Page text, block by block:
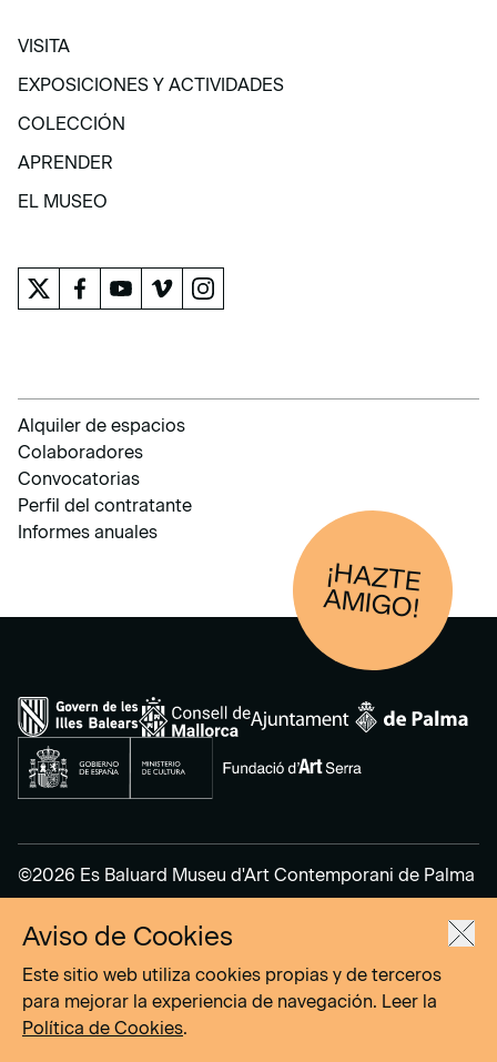
VISITA
VISITA
EXPOSICIONES Y ACTIVIDADES
EXPOSICIONES Y ACTIVIDADES
COLECCIÓN
COLECCIÓN
APRENDER
APRENDER
EL MUSEO
Alquiler de espacios
Colaboradores
Convocatorias
Perfil del contratante
Informes anuales
¡HAZTE
AM
IGO!
©2026 Es Baluard Museu d'Art Contemporani de Palma
Aviso Legal
Política de Privacidad
Política de cookies
Aviso de Cookies
Este sitio web utiliza cookies propias y de terceros
para mejorar la experiencia de navegación. Leer la
Política de Cookies.